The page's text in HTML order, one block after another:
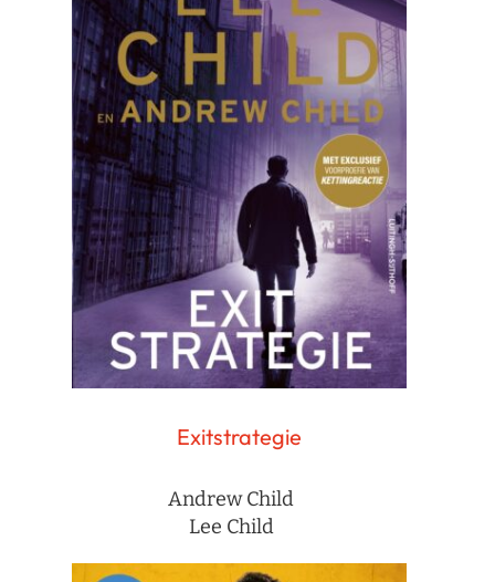
Exitstrategie
Andrew Child
Lee Child